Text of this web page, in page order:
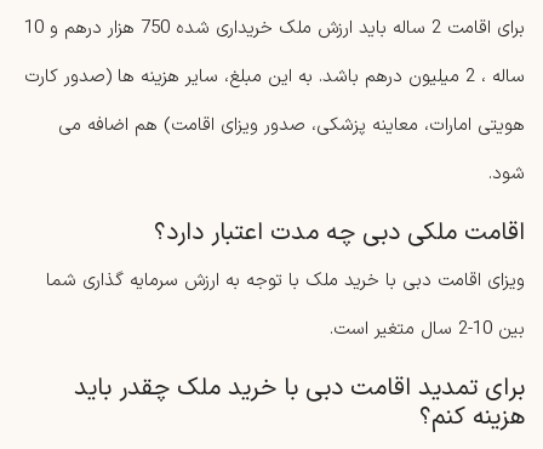
برای اقامت 2 ساله باید ارزش ملک خریداری شده 750 هزار درهم و 10
ساله ، 2 میلیون درهم باشد. به این مبلغ، سایر هزینه ها (صدور کارت
هویتی امارات، معاینه پزشکی، صدور ویزای اقامت) هم اضافه می
شود.
اقامت ملکی دبی چه مدت اعتبار دارد؟
ویزای اقامت دبی با خرید ملک با توجه به ارزش سرمایه گذاری شما
بین 10-2 سال متغیر است.
برای تمدید اقامت دبی با خرید ملک چقدر باید
هزینه کنم؟